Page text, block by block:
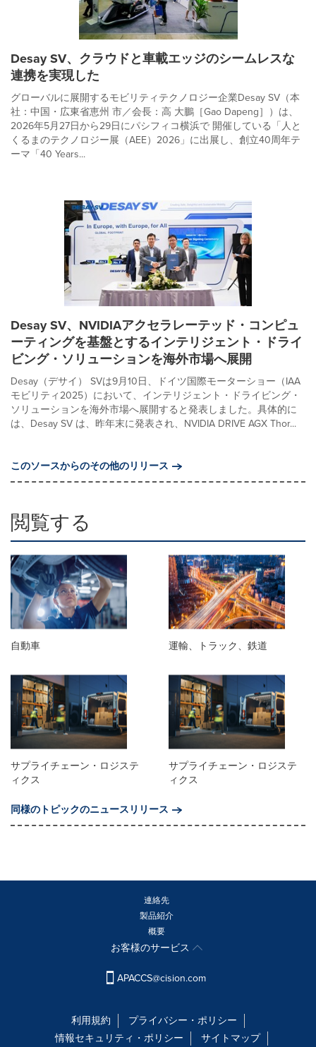
Desay SV、クラウドと車載エッジのシームレスな
連携を実現した
グローバルに展開するモビリティテクノロジー企業Desay SV（本
社：中国・広東省恵州 市／会長：高 大鵬［Gao Dapeng］）は、
2026年5月27日から29日にパシフィコ横浜で 開催している「人と
くるまのテクノロジー展（AEE）2026」に出展し、創立40周年テ
ーマ「40 Years...
Desay SV、NVIDIAアクセラレーテッド・コンピュ
ーティングを基盤とするインテリジェント・ドライ
ビング・ソリューションを海外市場へ展開
Desay（デサイ） SVは9月10日、ドイツ国際モーターショー（IAA
モビリティ2025）において、インテリジェント・ドライビング・
ソリューションを海外市場へ展開すると発表しました。具体的に
は、Desay SV は、昨年末に発表され、NVIDIA DRIVE AGX Thor...
このソースからのその他のリリース
閲覧する
自動車 運輸、トラック、鉄道
サプライチェーン・ロジステ
ィクス
サプライチェーン・ロジステ
ィクス
同様のトピックのニュースリリース
連絡先
製品紹介
概要
お客様のサービス
APACCS@cision.com
利用規約
プライバシー・ポリシー
情報セキュリティ・ポリシー
サイトマップ